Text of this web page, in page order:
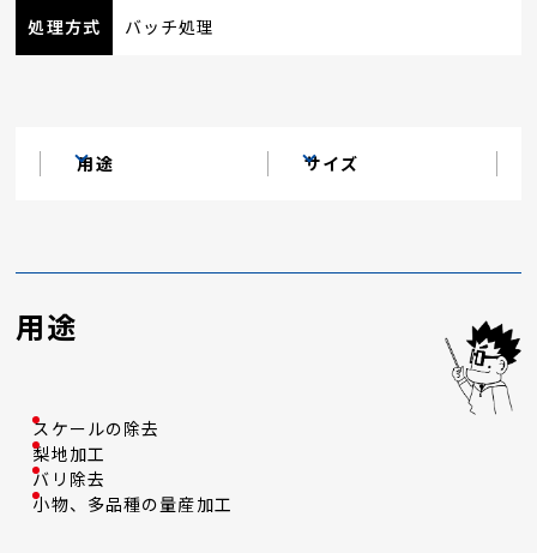
処理方式 バッチ処理
用途 サイズ
用途
スケールの除去
梨地加工
バリ除去
小物、多品種の量産加工